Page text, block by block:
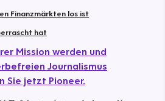
Finanzmärkten los ist
hat
Mission werden und
Journalismus
Sie jetzt Pioneer.